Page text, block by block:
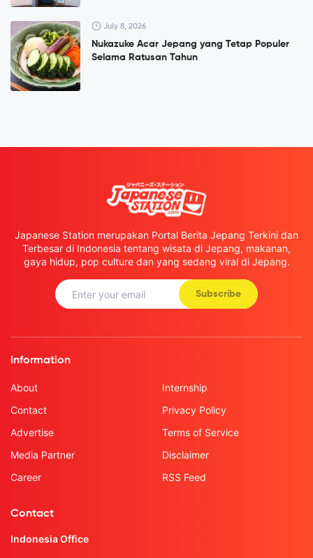
July 8, 2026
Nukazuke Acar Jepang yang Tetap Populer
Selama Ratusan Tahun
Japanese Station merupakan Portal Berita Jepang Terkini dan
Terbesar di Indonesia tentang wisata di Jepang, makanan,
gaya hidup, pop culture dan yang sedang viral di Jepang.
Subscribe
Information
About
Contact
Advertise
Media Partner
Career
Internship
Privacy Policy
Terms of Service
Disclaimer
RSS Feed
Contact
Indonesia Office